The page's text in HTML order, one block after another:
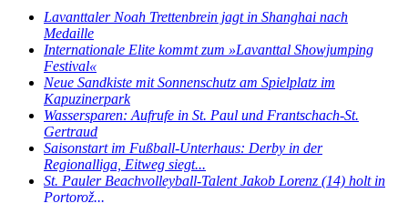
Lavanttaler Noah Trettenbrein jagt in Shanghai nach
Medaille
Internationale Elite kommt zum »Lavanttal Showjumping
Festival«
Neue Sandkiste mit Sonnenschutz am Spielplatz im
Kapuzinerpark
Wassersparen: Aufrufe in St. Paul und Frantschach-St.
Gertraud
Saisonstart im Fußball-Unterhaus: Derby in der
Regionalliga, Eitweg siegt...
St. Pauler Beachvolleyball-Talent Jakob Lorenz (14) holt in
Portorož...